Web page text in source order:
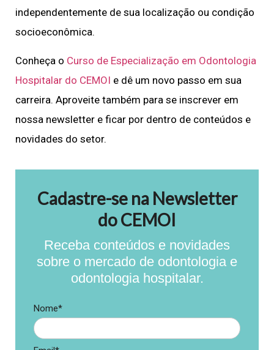
independentemente de sua localização ou condição
socioeconômica.
Conheça o Curso de Especialização em Odontologia
Hospitalar do CEMOI e dê um novo passo em sua
carreira. Aproveite também para se inscrever em
nossa newsletter e ficar por dentro de conteúdos e
novidades do setor.
Cadastre-se na Newsletter
do CEMOI
Receba conteúdos e novidades
sobre o mercado de odontologia e
odontologia hospitalar.
Nome*